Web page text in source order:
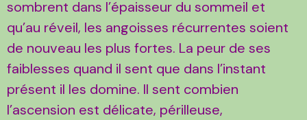
sombrent dans l’épaisseur du sommeil et
qu’au réveil, les angoisses récurrentes soient
de nouveau les plus fortes. La peur de ses
faiblesses quand il sent que dans l’instant
présent il les domine. Il sent combien
l’ascension est délicate, périlleuse,